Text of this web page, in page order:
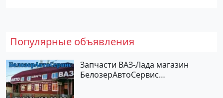
Популярные объявления
Запчасти ВАЗ-Лада магазин
БелозерАвтоСервис